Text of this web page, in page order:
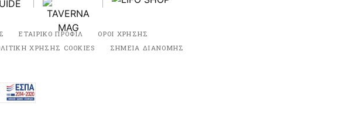
ΕΤΑΙΡΙΚΟ ΠΡΟΦΙΛ
ΟΡΟΙ ΧΡΗΣΗΣ
ΧΡΗΣΗΣ COOKIES
ΣΗΜΕΙΑ ΔΙΑΝΟΜΗΣ